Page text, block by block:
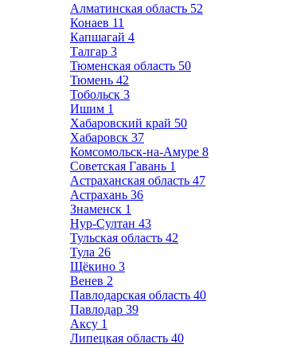
Алматинская область 52
Конаев 11
Капшагай 4
Талгар 3
Тюменская область 50
Тюмень 42
Тобольск 3
Ишим 1
Хабаровский край 50
Хабаровск 37
Комсомольск-на-Амуре 8
Советская Гавань 1
Астраханская область 47
Астрахань 36
Знаменск 1
Нур-Султан 43
Тульская область 42
Тула 26
Щёкино 3
Венев 2
Павлодарская область 40
Павлодар 39
Аксу 1
Липецкая область 40